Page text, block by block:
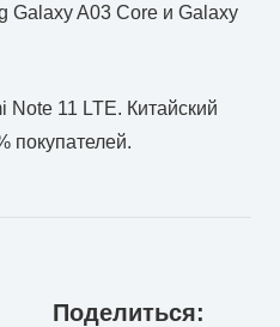
Galaxy A03 Core и Galaxy
Note 11 LTE. Китайский
покупателей.
Поделиться: